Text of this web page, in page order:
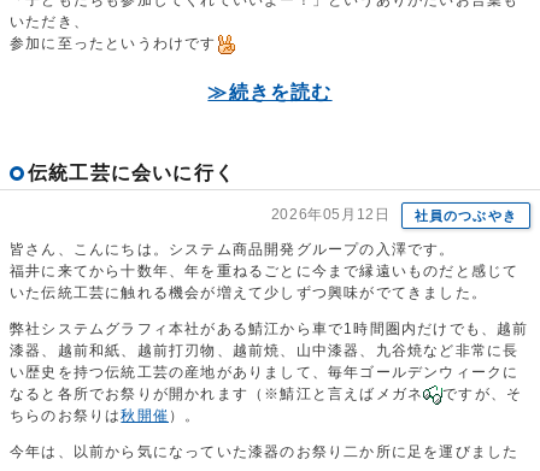
いただき、
参加に至ったというわけです
≫続きを読む
伝統工芸に会いに行く
2026年05月12日 社員のつぶやき
皆さん、こんにちは。システム商品開発グループの入澤です。
福井に来てから十数年、年を重ねるごとに今まで縁遠いものだと感じて
いた伝統工芸に触れる機会が増えて少しずつ興味がでてきました。
弊社システムグラフィ本社がある鯖江から車で1時間圏内だけでも、越前
漆器、越前和紙、越前打刃物、越前焼、山中漆器、九谷焼など非常に長
い歴史を持つ伝統工芸の産地がありまして、毎年ゴールデンウィークに
なると各所でお祭りが開かれます（※鯖江と言えばメガネ
ですが、そ
ちらのお祭りは秋開催 ）。
今年は、以前から気になっていた漆器のお祭り二か所に足を運びました